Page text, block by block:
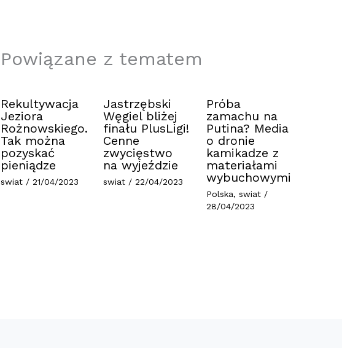
Powiązane z tematem
Rekultywacja
Jeziora
Rożnowskiego.
Tak można
pozyskać
pieniądze
swiat /21/04/2023
Jastrzębski
Węgiel bliżej
finału PlusLigi!
Cenne
zwycięstwo
na wyjeździe
swiat /22/04/2023
Próba
zamachu na
Putina? Media
o dronie
kamikadze z
materiałami
wybuchowymi
Polska, swiat/
28/04/2023